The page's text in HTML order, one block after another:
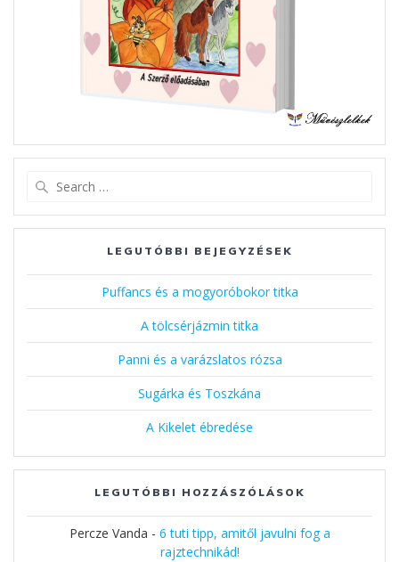
LEGUTÓBBI BEJEGYZÉSEK
Puffancs és a mogyoróbokor titka
A tölcsérjázmin titka
Panni és a varázslatos rózsa
Sugárka és Toszkána
A Kikelet ébredése
LEGUTÓBBI HOZZÁSZÓLÁSOK
Percze Vanda - 6 tuti tipp, amitől javulni fog a
rajztechnikád!